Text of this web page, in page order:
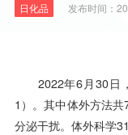
日化品 发布时间：
2022年6月30日
1）。其中体外方法
分泌干扰。体外科学